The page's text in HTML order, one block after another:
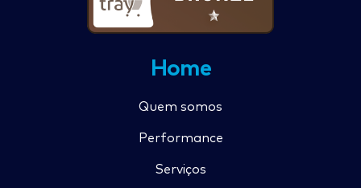
Home
Quem somos
Performance
Serviços